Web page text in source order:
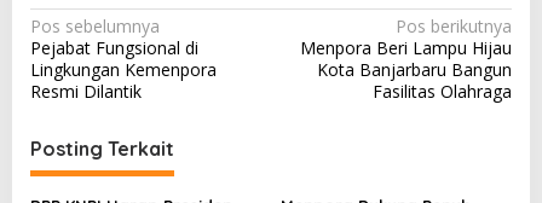
N
a
v
i
g
Pos sebelumnya
Pejabat Fungsional di
Lingkungan Kemenpora
Resmi Dilantik
Pos berikutnya
Menpora Beri Lampu Hijau
Kota Banjarbaru Bangun
Fasilitas Olahraga
Posting Terkait